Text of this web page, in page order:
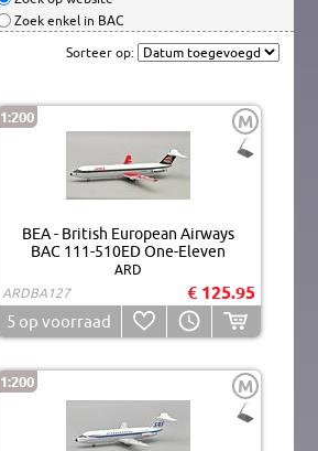
Zoek enkel in BAC
Sorteer op:
1:200 M
BEA - British European Airways
BAC 111-510ED One-Eleven
ARD
ARDBA127
€ 125.95
5op voorraad
1:200 M